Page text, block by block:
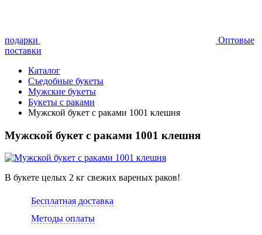
подарки
Оптовые
поставки
Каталог
Съедобные букеты
Мужские букеты
Букеты с раками
Мужской букет с раками 1001 клешня
Мужской букет с раками 1001 клешня
В букете целых 2 кг свежих вареных раков!
Бесплатная доставка
Методы оплаты